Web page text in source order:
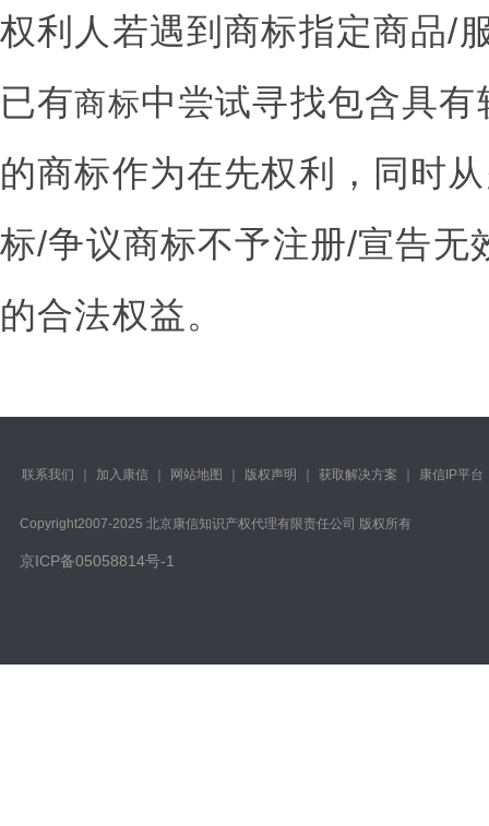
权利人若遇到商标指定商品/
已有商标中尝试寻找包含具
的商标作为在先权利，同时
标/争议商标不予注册/宣告无
的合法权益。
联系我们 加入康信 网站地图 版权声明 获取解决方案 康信IP平台
Copyright️2007-2025 北京康信知识产权代理有限责任公司 版权所有
京ICP备05058814号-1